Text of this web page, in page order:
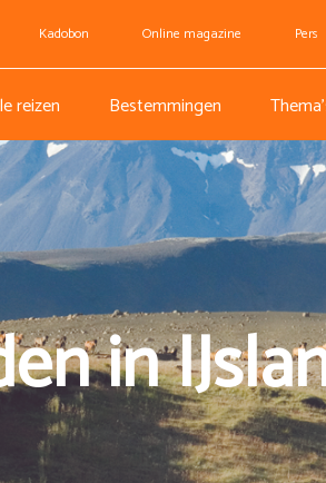
Kadobon Online magazine Pers
reizen Bestemmingen
in